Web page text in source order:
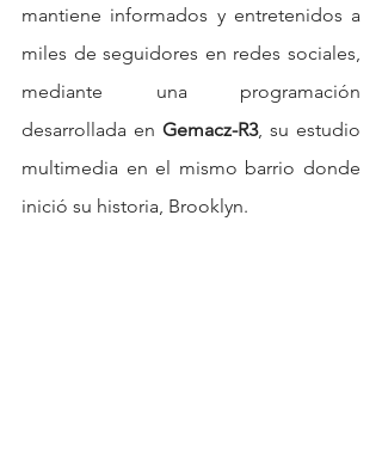
mantiene informados y entretenidos a
miles de seguidores en redes sociales,
mediante una programación
desarrollada en Gemacz-R3, su estudio
multimedia en el mismo barrio donde
inició su historia, Brooklyn.